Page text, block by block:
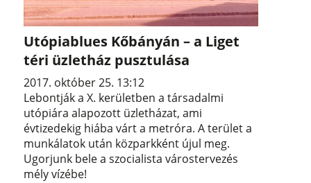
Utópiablues Kőbányán – a Liget
téri üzletház pusztulása
2017. október 25. 13:12
Lebontják a X. kerületben a társadalmi
utópiára alapozott üzletházat, ami
évtizedekig hiába várt a metróra. A terület a
munkálatok után közparkként újul meg.
Ugorjunk bele a szocialista várostervezés
mély vízébe!